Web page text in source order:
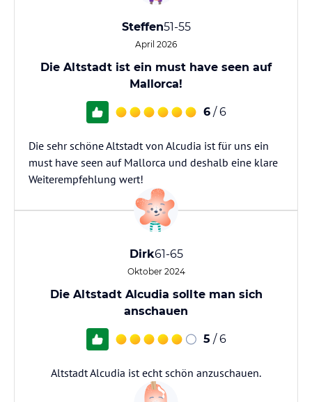
Steffen51-55
April 2026
Die Altstadt ist ein must have seen auf
Mallorca!
6 / 6
Die sehr schöne Altstadt von Alcudia ist für uns ein
must have seen auf Mallorca und deshalb eine klare
Weiterempfehlung wert!
Dirk61-65
Oktober 2024
Die Altstadt Alcudia sollte man sich
anschauen
5 / 6
Altstadt Alcudia ist echt schön anzuschauen.